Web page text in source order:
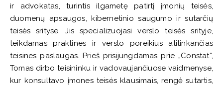
ir advokatas, turintis ilgametę patirtį įmonių teisės,
duomenų apsaugos, kibernetinio saugumo ir sutarčių
teisės srityse. Jis specializuojasi verslo teisės srityje,
teikdamas praktines ir verslo poreikius atitinkančias
teisines paslaugas.Prieš prisijungdamas prie „Constat“,
Tomas dirbo teisininku ir vadovaujančiuose vaidmenyse,
kur konsultavo įmones teisės klausimais, rengė sutartis,